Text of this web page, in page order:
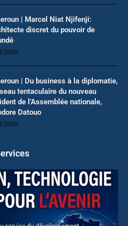
| Marcel Niat Njifenji:
discret du pouvoir de
2026
| Du business à la diplomatie,
tentaculaire du nouveau
de l’Assemblée nationale,
Datouo
2026